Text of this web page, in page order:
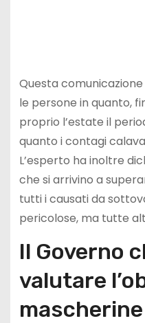
Questa
le persone in quanto,
proprio l’estate il
quanto i contagi
L’esperto ha inoltre
che si arrivino a
tutti i causati da
pericolose, ma tutte
Il Governo
valutare